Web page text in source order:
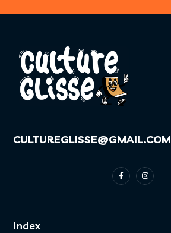
CULTUREGLISSE@GMAIL.COM
Index